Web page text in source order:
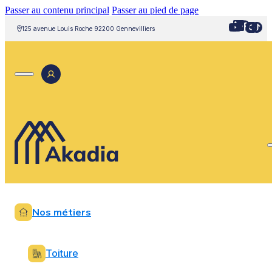
Passer au contenu principal Passer au pied de page
125 avenue Louis Roche 92200 Gennevilliers
Nos métiers
Toiture